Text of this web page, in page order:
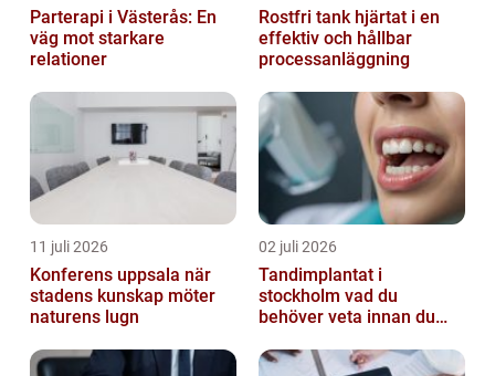
Parterapi i Västerås: En
väg mot starkare
relationer
Rostfri tank hjärtat i en
effektiv och hållbar
processanläggning
11 juli 2026
Konferens uppsala när
stadens kunskap möter
naturens lugn
02 juli 2026
Tandimplantat i
stockholm vad du
behöver veta innan du